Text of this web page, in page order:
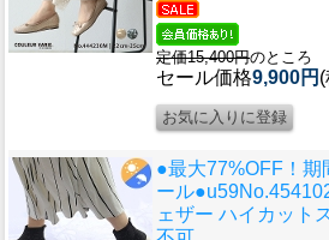
定価15,400円のところ
セール価格9,900円
●最大77%OFF！期
ール●u59
ェザー ハイカット